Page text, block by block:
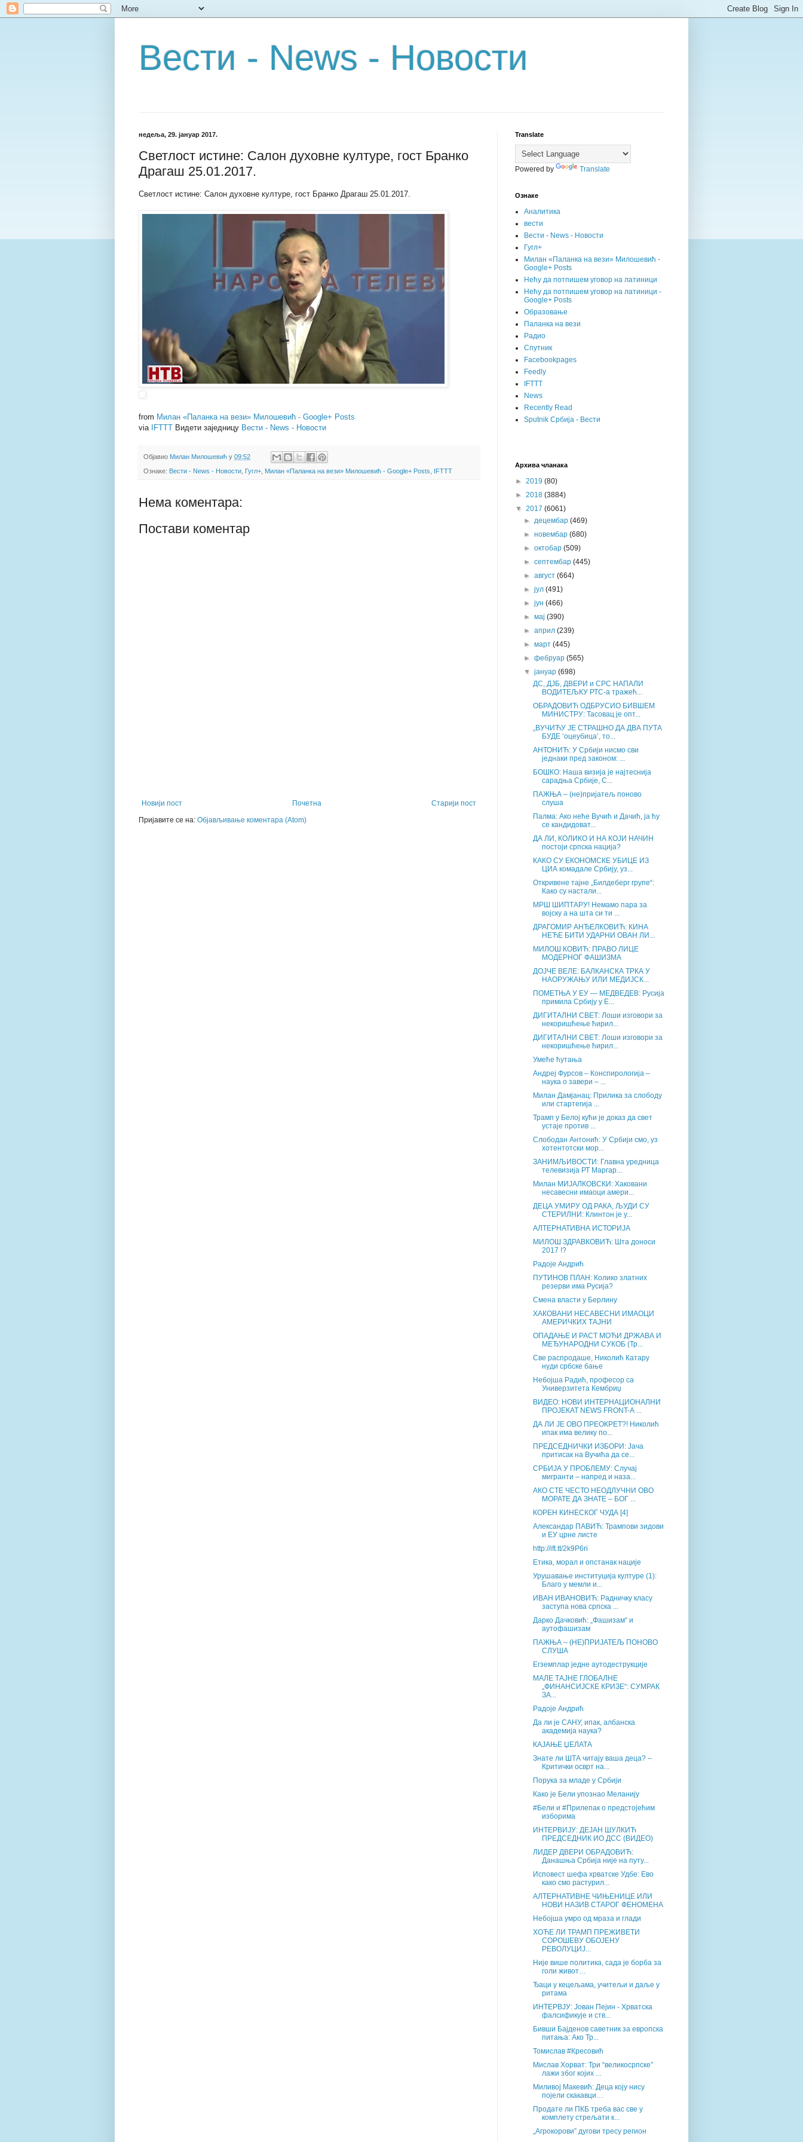
Вести - News - Новости
недеља, 29. јануар 2017.
Светлост истине: Салон духовне културе, гост Бранко
Драгаш 25.01.2017.
Светлост истине: Салон духовне културе, гост Бранко Драгаш 25.01.2017.
from Милан «Паланка на вези» Милошевић - Google+ Posts
via IFTTT Видети заједницу Вести - News - Новости
Објавио Милан Милошевић у 09:52
Ознаке: Вести - News - Новости Гугл+ Милан «Паланка на вези» Милошевић - Google+ Posts IFTTT
Нема коментара:
Постави коментар
Новији пост Старији пост
Почетна
Пријавите се на: Објављивање коментара (Atom)
Translate
Powered by Translate
Ознаке
Аналитика
вести
Вести - News - Новости
Гугл+
Милан «Паланка на вези» Милошевић -
Google+ Posts
Нећу да потпишем уговор на латиници
Нећу да потпишем уговор на латиници -
Google+ Posts
Образовање
Паланка на вези
Радио
Спутник
Facebookpages
Feedly
IFTTT
News
Recently Read
Sputnik Србија - Вести
Архива чланака
► 2019 (80)
► 2018 (3884)
▼ 2017 (6061)
►децембар(469)
►новембар(680)
►октобар(509)
►септембар(445)
►август(664)
►јул(491)
►јун(466)
►мај(390)
►април(239)
►март(445)
►фебруар(565)
▼јануар(698)
ДС, ДЈБ, ДВЕРИ и СРС НАПАЛИ
ВОДИТЕЉКУ РТС-а тражећ...
ОБРАДОВИЋ ОДБРУСИО БИВШЕМ
МИНИСТРУ: Тасовац је опт...
„ВУЧИЋУ ЈЕ СТРАШНО ДА ДВА ПУТА
БУДЕ ‘оцеубица’, то...
АНТОНИЋ: У Србији нисмо сви
једнаки пред законом: ...
БОШКО: Наша визија је најтеснија
сарадња Србије, С...
ПАЖЊА – (не)пријатељ поново
слуша
Палма: Ако неће Вучић и Дачић, ја ћу
се кандидоват...
ДА ЛИ, КОЛИКО И НА КОЈИ НАЧИН
постоји српска нација?
КАКО СУ ЕКОНОМСКЕ УБИЦЕ ИЗ
ЦИА комадале Србију, уз...
Откривене тајне „Билдеберг групе“:
Како су настали...
МРШ ШИПТАРУ! Немамо пара за
војску а на шта си ти ...
ДРАГОМИР АНЂЕЛКОВИЋ: КИНА
НЕЋЕ БИТИ УДАРНИ ОВАН ЛИ...
МИЛОШ КОВИЋ: ПРАВО ЛИЦЕ
МОДЕРНОГ ФАШИЗМА
ДОЈЧЕ ВЕЛЕ: БАЛКАНСКА ТРКА У
НАОРУЖАЊУ ИЛИ МЕДИЈСК...
ПОМЕТЊА У ЕУ — МЕДВЕДЕВ: Русија
примила Србију у Е...
ДИГИТАЛНИ СВЕТ: Лоши изговори за
некоришћење ћирил...
ДИГИТАЛНИ СВЕТ: Лоши изговори за
некоришћење ћирил...
Умеће ћутања
Андреј Фурсов – Конспирологија –
наука о завери – ...
Милан Дамјанац: Прилика за слободу
или стартегија ...
Трамп у Белој кући је доказ да свет
устаје против ...
Слободан Антонић: У Србији смо, уз
хотентотски мор...
ЗАНИМЉИВОСТИ: Главна уредница
телевизија РТ Маргар...
Милан МИЈАЛКОВСКИ: Хаковани
несавесни имаоци амери...
ДЕЦА УМИРУ ОД РАКА, ЉУДИ СУ
СТЕРИЛНИ: Клинтон је у...
АЛТЕРНАТИВНА ИСТОРИЈА
МИЛОШ ЗДРАВКОВИЋ: Шта доноси
2017 !?
Радоје Андрић
ПУТИНОВ ПЛАН: Колико златних
резерви има Русија?
Смена власти у Берлину
ХАКОВАНИ НЕСАВЕСНИ ИМАОЦИ
АМЕРИЧКИХ ТАЈНИ
ОПАДАЊЕ И РАСТ МОЋИ ДРЖАВА И
МЕЂУНАРОДНИ СУКОБ (Тр...
Све распродаше, Николић Катару
нуди србске бање
Небојша Радић, професор са
Универзитета Кембриџ
ВИДЕО: НОВИ ИНТЕРНАЦИОНАЛНИ
ПРОЈЕКАТ NEWS FRONT-А ...
ДА ЛИ ЈЕ ОВО ПРЕОКРЕТ?! Николић
ипак има велику по...
ПРЕДСЕДНИЧКИ ИЗБОРИ: Јача
притисак на Вучића да се...
СРБИЈА У ПРОБЛЕМУ: Случај
мигранти – напред и наза...
АКО СТЕ ЧЕСТО НЕОДЛУЧНИ ОВО
МОРАТЕ ДА ЗНАТЕ – БОГ ...
КОРЕН КИНЕСКОГ ЧУДА [4]
Александар ПАВИЋ: Трампови зидови
и ЕУ црне листе
http://ift.tt/2k9P6ri
Етика, морал и опстанак нације
Урушавање институција културе (1):
Благо у мемли и...
ИВАН ИВАНОВИЋ: Радничку класу
заступа нова српска ...
Дарко Дачковић: „Фашизам“ и
аутофашизам
ПАЖЊА – (НЕ)ПРИЈАТЕЉ ПОНОВО
СЛУША
Егземплар једне аутодеструкције
МАЛЕ ТАЈНЕ ГЛОБАЛНЕ
„ФИНАНСИЈСКЕ КРИЗЕ“: СУМРАК
ЗА...
Радоје Андрић
Да ли је САНУ, ипак, албанска
академија наука?
КАЈАЊЕ ЏЕЛАТА
Знате ли ШТА читају ваша деца? –
Критички осврт на...
Порука за младе у Србији
Како је Бели упознао Меланију
#Бели и #Прилепак о предстојећим
изборима
ИНТЕРВИЈУ: ДЕЈАН ШУЛКИЋ
ПРЕДСЕДНИК ИО ДСС (ВИДЕО)
ЛИДЕР ДВЕРИ ОБРAДОВИЋ:
Данашња Србија није на путу...
Исповест шефа хрватске Удбе: Ево
како смо растурил...
АЛТЕРНАТИВНЕ ЧИЊЕНИЦЕ ИЛИ
НОВИ НАЗИВ СТАРОГ ФЕНОМЕНА
Небојша умро од мраза и глади
ХОЋЕ ЛИ ТРАМП ПРЕЖИВЕТИ
СОРОШЕВУ ОБОЈЕНУ
РЕВОЛУЦИЈ...
Није више политика, сада је борба за
голи живот…
Ђаци у кецељама, учитељи и даље у
ритама
ИНТЕРВЈУ: Јован Пејин - Хрватска
фалсификује и ств...
Бивши Бајденов саветник за европска
питања: Ако Тр...
Томислав #Кресовић
Мислав Хорват: Три “великосрпске”
лажи због којих ...
Миливој Макевић: Деца коју нису
појели скакавци…
Продате ли ПКБ треба вас све у
комплету стрељати к...
„Агрокорови” дугови тресу регион